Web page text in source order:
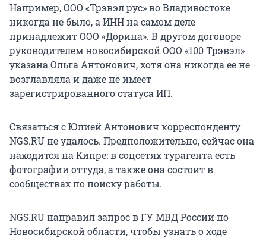
Например, ООО «Трэвэл рус» во Владивостоке
никогда не было, а ИНН на самом деле
принадлежит ООО «Дорина». В другом договоре
руководителем новосибирской ООО «100 Трэвэл»
указана Ольга Антонович, хотя она никогда ее не
возглавляла и даже не имеет
зарегистрированного статуса ИП.
Связаться с Юлией Антонович корреспонденту
NGS.RU не удалось. Предположительно, сейчас она
находится на Кипре: в соцсетях турагента есть
фотографии оттуда, а также она состоит в
сообществах по поиску работы.
NGS.RU направил запрос в ГУ МВД России по
Новосибирской области, чтобы узнать о ходе